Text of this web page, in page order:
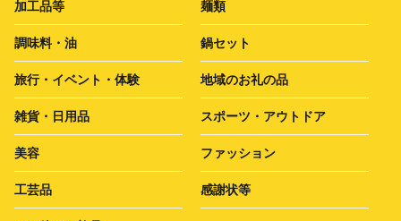
加工品等 麺類
調味料・油 鍋セット
旅行・イベント・体験 地域のお礼の品
雑貨・日用品 スポーツ・アウトドア
美容 ファッション
工芸品 感謝状等